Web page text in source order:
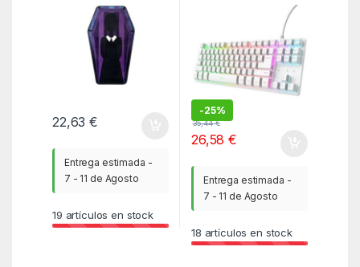
22,63€
Entrega estimada -
7 - 11 de Agosto
19 artículos en stock
-25%
35,44€
26,58€
Entrega estimada -
7 - 11 de Agosto
18 artículos en stock